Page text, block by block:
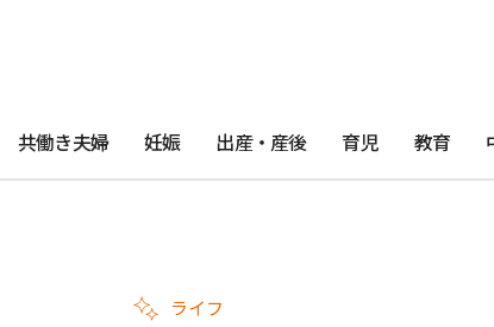
共働き夫婦 妊娠 出産・産後 育児 教育
ライフ